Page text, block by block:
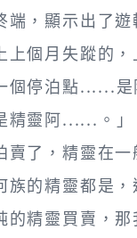
，顯示出了遊
上個月失蹤的
個停泊點......是
精靈阿......。」
賣了，精靈在
族的精靈都是
的精靈買賣，